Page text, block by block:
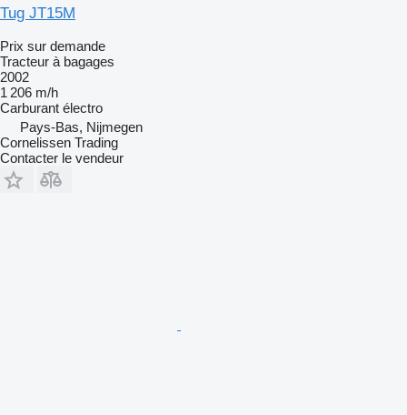
Tug JT15M
Prix sur demande
Tracteur à bagages
2002
1 206 m/h
Carburant électro
Pays-Bas, Nijmegen
Cornelissen Trading
Contacter le vendeur